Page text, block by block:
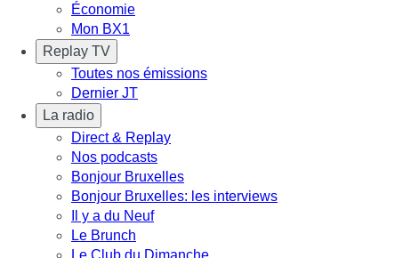
Économie
Mon BX1
Replay TV
Toutes nos émissions
Dernier JT
La radio
Direct & Replay
Nos podcasts
Bonjour Bruxelles
Bonjour Bruxelles: les interviews
Il y a du Neuf
Le Brunch
Le Club du Dimanche